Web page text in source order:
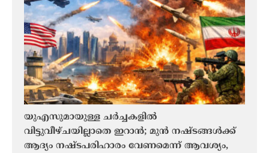
യുഎസുമായുള്ള ചർച്ചകളിൽ
വിട്ടുവീഴ്ചയില്ലാതെ ഇറാൻ; മുൻ നഷ്ടങ്ങൾക്ക്
ആദ്യം നഷ്ടപരിഹാരം വേണമെന്ന് ആവശ്യം,